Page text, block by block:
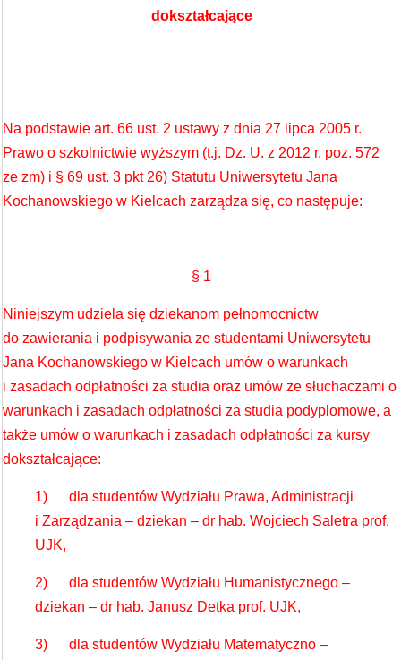
dokształcające
Na podstawie art. 66 ust. 2 ustawy z dnia 27 lipca 2005 r.
Prawo o szkolnictwie wyższym (t.j. Dz. U. z 2012 r. poz. 572
ze zm) i § 69 ust. 3 pkt 26) Statutu Uniwersytetu Jana
Kochanowskiego w Kielcach zarządza się, co następuje:
§ 1
Niniejszym udziela się dziekanom pełnomocnictw
do zawierania i podpisywania ze studentami Uniwersytetu
Jana Kochanowskiego w Kielcach umów o warunkach
i zasadach odpłatności za studia oraz umów ze słuchaczami o
warunkach i zasadach odpłatności za studia podyplomowe, a
także umów o warunkach i zasadach odpłatności za kursy
dokształcające:
1) dla studentów Wydziału Prawa, Administracji
i Zarządzania – dziekan – dr hab. Wojciech Saletra prof.
UJK,
2) dla studentów Wydziału Humanistycznego –
dziekan – dr hab. Janusz Detka prof. UJK,
3) dla studentów Wydziału Matematyczno –